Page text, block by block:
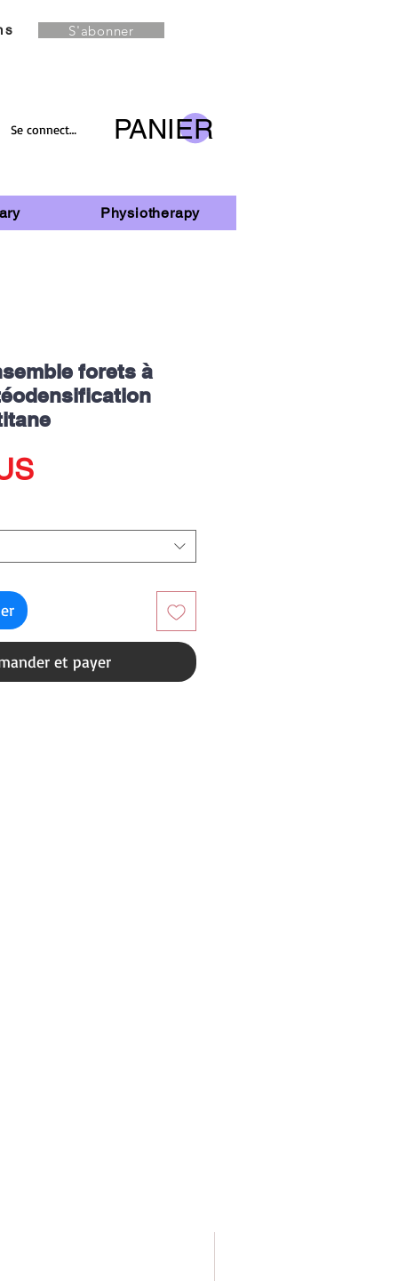
S'abonner
Se connecter PANIER
Physiotherapy
forets à
Prix
et payer